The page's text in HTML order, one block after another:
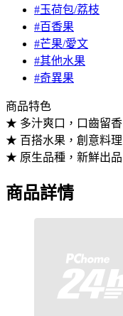
#玉荷包/荔枝
#百香果
#芒果/愛文
#其他水果
#奇異果
商品特色
★ 多汁爽口，口齒留香
★ 百搭水果，創意料理
★ 原生品種，新鮮出品
商品詳情